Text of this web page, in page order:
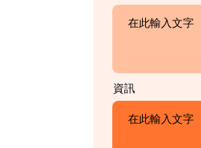
資訊